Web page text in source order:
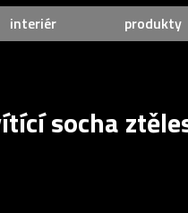
interiér produkty
socha